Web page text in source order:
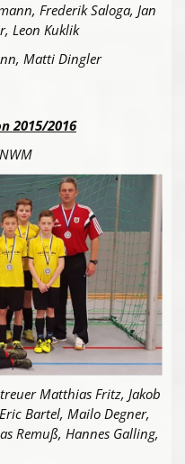
Frederik Saloga, Jan
Leon Kuklik
Matti Dingler
2015/2016
Matthias Fritz, Jakob
Bartel, Mailo Degner,
Remuß, Hannes Galling,